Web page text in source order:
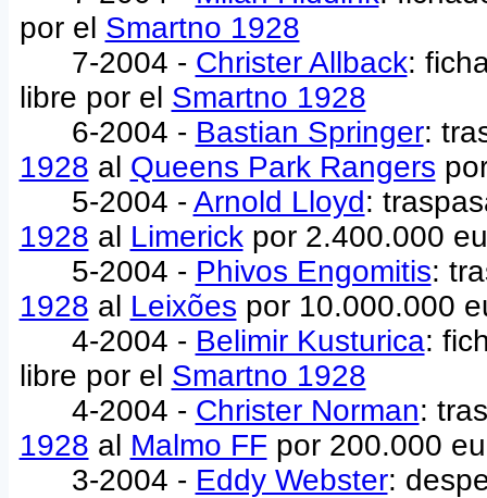
por el Smartno 1928
7-2004 - Christer Allback:
libre por el Smartno 1928
6-2004 - Bastian Springer:
1928 al Queens Park Rangers
5-2004 - Arnold Lloyd:
1928 al Limerickpor 2.400.000 eu
5-2004 - Phivos Engomitis:
1928 al Leixões por 10.000.000
4-2004 - Belimir Kusturica:
libre por el Smartno 1928
4-2004 - Christer Norman:
1928 al Malmo FF por 200.000 eu
3-2004 - Eddy Webster: